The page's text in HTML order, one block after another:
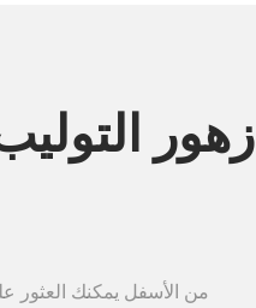
زهور
من الأسفل يمكنك العثور